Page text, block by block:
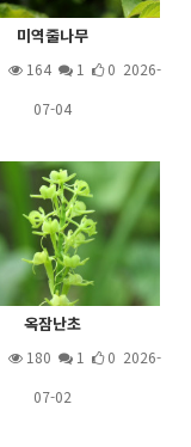
미역줄나무
164 1
0 2026-
07-04
옥잠난초
180 1
0 2026-
07-02